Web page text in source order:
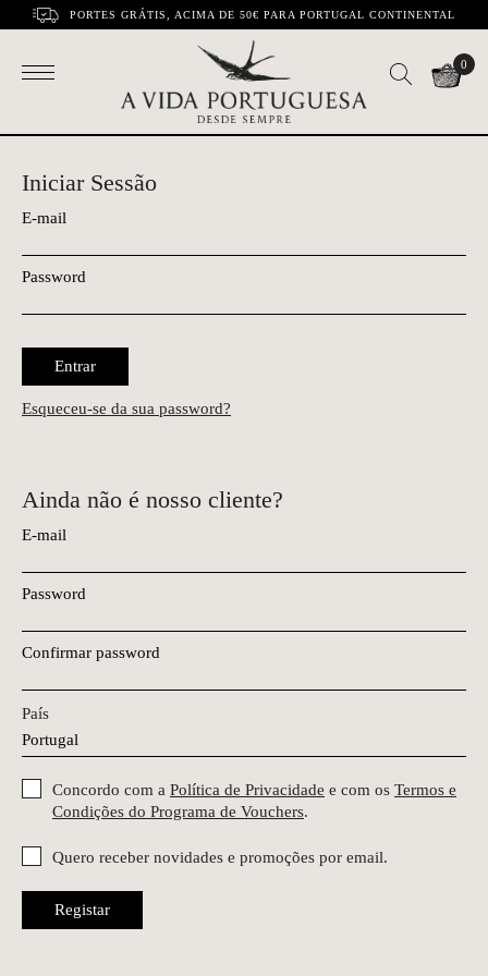
PORTES GRÁTIS, ACIMA DE 50€ PARA PORTUGAL CONTINENTAL
0
Iniciar Sessão
E-mail
Password
Entrar
Esqueceu-se da sua password?
Ainda não é nosso cliente?
E-mail
Password
Confirmar password
País
Concordo com a Política de Privacidade e com os Termos e
Condições do Programa de Vouchers.
Quero receber novidades e promoções por email.
Registar